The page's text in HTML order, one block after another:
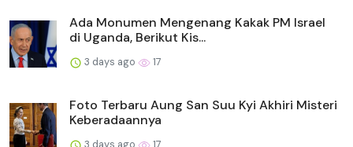
Ada Monumen Mengenang Kakak PM Israel
di Uganda, Berikut Kis...
3 days ago 17
Foto Terbaru Aung San Suu Kyi Akhiri Misteri
Keberadaannya